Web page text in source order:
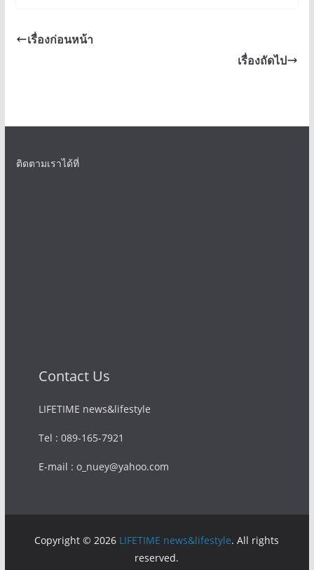
เรื่องก่อนหน้า
เรื่องถัดไป
ติดตามเราได้ที่
Contact Us
LIFETIME news&lifestyle
Tel : 089-165-7921
E-mail : o_nuey@yahoo.com
Copyright © 2026 LIFETIME news&lifestyle. All rights
reserved.